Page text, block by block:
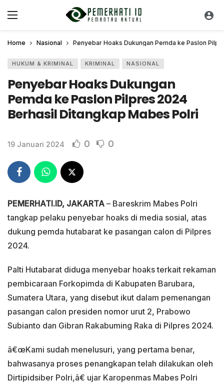
Home Nasional Penyebar Hoaks Dukungan Pemda ke Paslon
HUKUM & KRIMINAL KRIMINAL NASIONAL
Penyebar Hoaks Dukungan
Pemda ke Paslon Pilpres 2024
Berhasil Ditangkap Mabes Polri
19 Januari 2024 0 0
PEMERHATI.ID, JAKARTA – Bareskrim Mabes Polri
tangkap pelaku penyebar hoaks di media sosial, atas
dukung pemda hutabarat ke pasangan calon di Pilpres
2024.
Palti Hutabarat diduga menyebar hoaks terkait rekaman
pembicaraan Forkopimda di Kabupaten Barubara,
Sumatera Utara, yang disebut ikut dalam pemenangan
pasangan calon presiden nomor urut 2, Prabowo
Subianto dan Gibran Rakabuming Raka di Pilpres 2024.
â€œKami sudah menelusuri, yang pertama benar,
bahwasanya proses penangkapan telah dilakukan oleh
Dirtipidsiber Polri,â€ ujar Karopenmas Mabes Polri